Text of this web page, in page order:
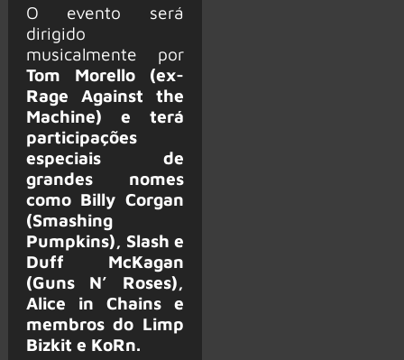
O evento será
dirigido
musicalmente por
Tom Morello (ex-
Rage Against the
Machine) e terá
participações
especiais de
grandes nomes
como Billy Corgan
(Smashing
Pumpkins), Slash e
Duff McKagan
(Guns N’ Roses),
Alice in Chains e
membros do Limp
Bizkit e KoRn.